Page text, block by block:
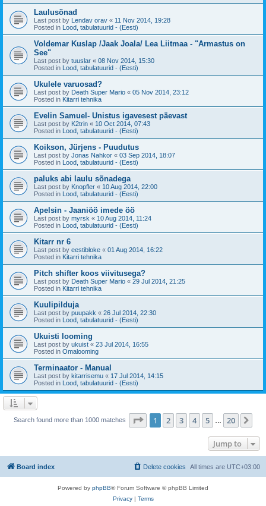
Laulusõnad
Last post by Lendav orav « 11 Nov 2014, 19:28
Posted in Lood, tabulatuurid - (Eesti)
Voldemar Kuslap /Jaak Joala/ Lea Liitmaa - "Armastus on
See"
Last post by tuuslar « 08 Nov 2014, 15:30
Posted in Lood, tabulatuurid - (Eesti)
Ukulele varuosad?
Last post by Death Super Mario « 05 Nov 2014, 23:12
Posted in Kitarri tehnika
Evelin Samuel- Unistus igavesest päevast
Last post by K2trin « 10 Oct 2014, 07:43
Posted in Lood, tabulatuurid - (Eesti)
Koikson, Jürjens - Puudutus
Last post by Jonas Nahkor « 03 Sep 2014, 18:07
Posted in Lood, tabulatuurid - (Eesti)
paluks abi laulu sõnadega
Last post by Knopfler « 10 Aug 2014, 22:00
Posted in Lood, tabulatuurid - (Eesti)
Apelsin - Jaaniöö imede öö
Last post by myrsk « 10 Aug 2014, 11:24
Posted in Lood, tabulatuurid - (Eesti)
Kitarr nr 6
Last post by eestibloke « 01 Aug 2014, 16:22
Posted in Kitarri tehnika
Pitch shifter koos viivitusega?
Last post by Death Super Mario « 29 Jul 2014, 21:25
Posted in Kitarri tehnika
Kuulipilduja
Last post by puupakk « 26 Jul 2014, 22:30
Posted in Lood, tabulatuurid - (Eesti)
Ukuisti looming
Last post by ukuist « 23 Jul 2014, 16:55
Posted in Omalooming
Terminaator - Manual
Last post by kitarrisemu « 17 Jul 2014, 14:15
Posted in Lood, tabulatuurid - (Eesti)
Search found more than 1000 matches Page 1of 20
1 2 3 4 5 20
Jump to
Board index All times are UTC+03:00
Delete cookies
Powered by phpBB® Forum Software © phpBB Limited
Privacy| Terms